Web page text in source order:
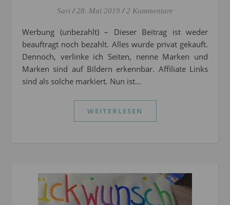
Sari / 28. Mai 2019 / 2 Kommentare
Werbung (unbezahlt) – Dieser Beitrag ist weder
beauftragt noch bezahlt. Alles wurde privat gekauft.
Dennoch, verlinke ich Seiten, nenne Marken und
Marken sind auf Bildern erkennbar. Affiliate Links
sind als solche markiert. Nun ist…
WEITERLESEN